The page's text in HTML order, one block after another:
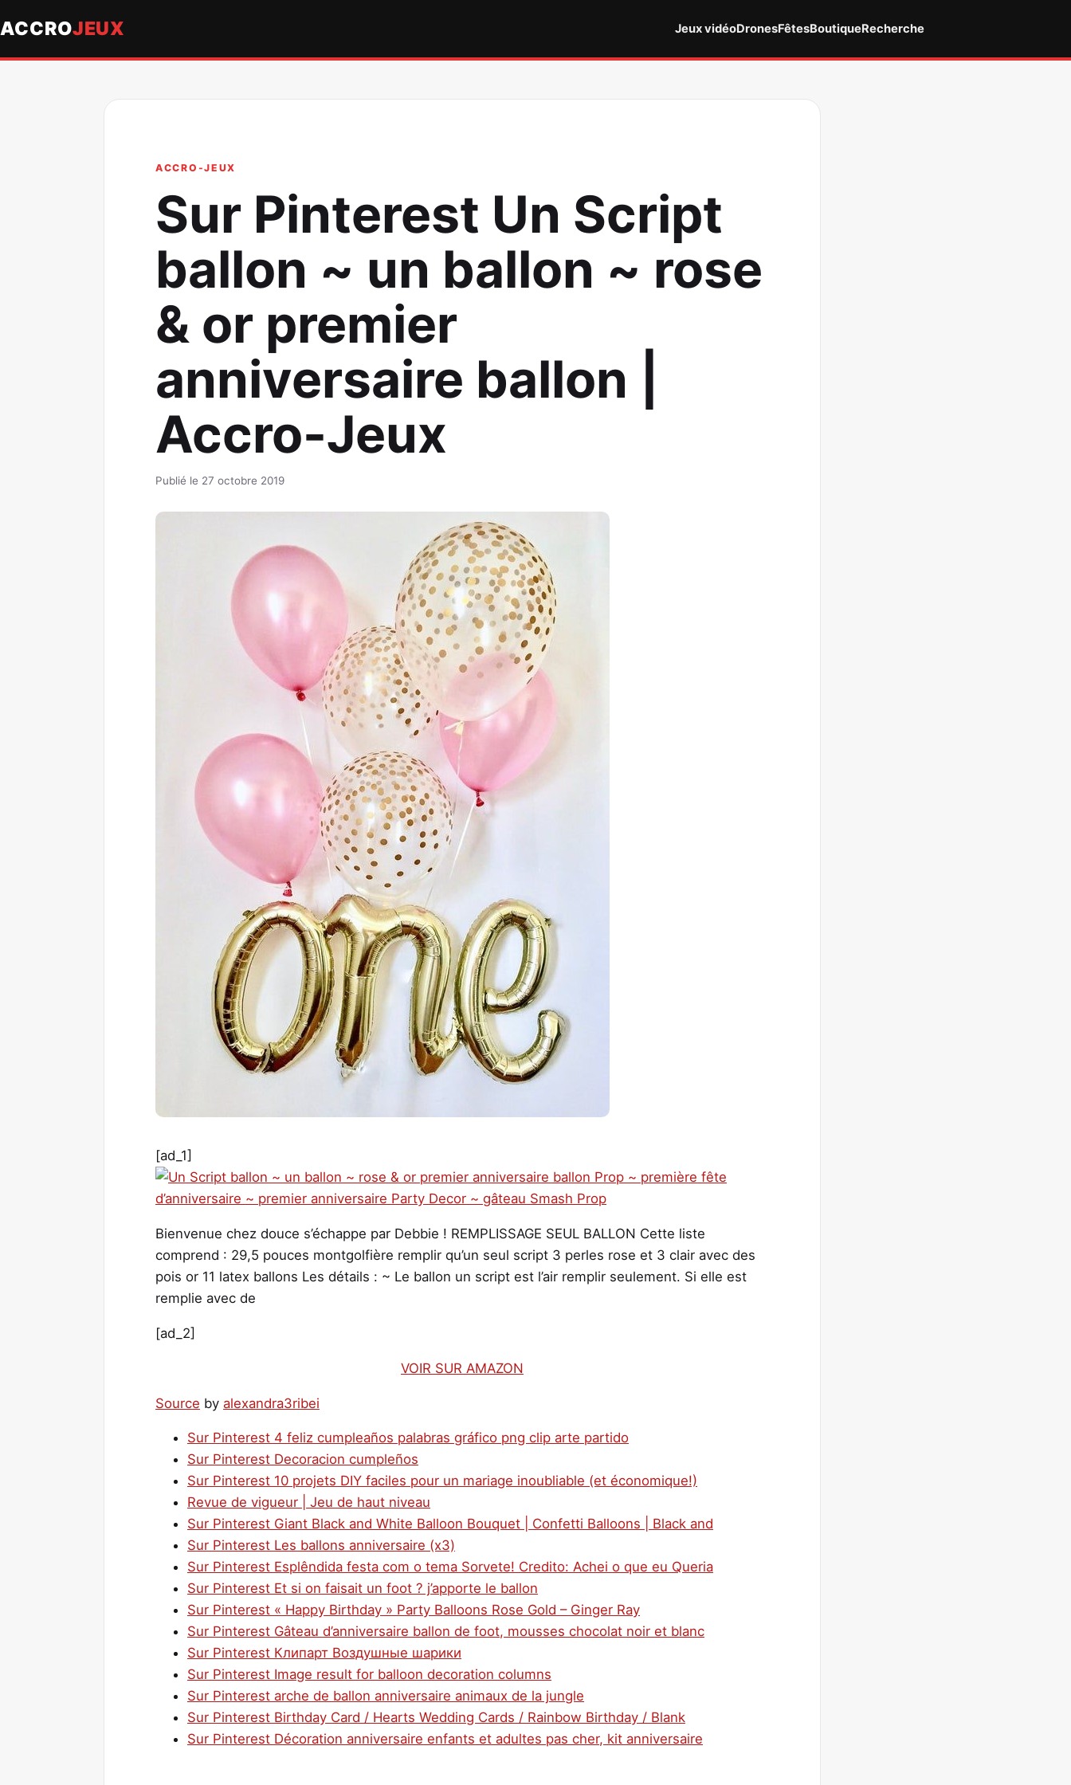
ACCROJEUX Jeux vidéoDronesFêtesBoutiqueRecherche
ACCRO-JEUX
Sur Pinterest Un Script
ballon ~ un ballon ~ rose
& or premier
anniversaire ballon |
Accro-Jeux
Publié le 27 octobre 2019
[ad_1]
Bienvenue chez douce s’échappe par Debbie ! REMPLISSAGE SEUL BALLON Cette liste
comprend : 29,5 pouces montgolfière remplir qu’un seul script 3 perles rose et 3 clair avec des
pois or 11 latex ballons Les détails : ~ Le ballon un script est l’air remplir seulement. Si elle est
remplie avec de
[ad_2]
VOIR SUR AMAZON
Source by alexandra3ribei
Sur Pinterest 4 feliz cumpleaños palabras gráfico png clip arte partido
Sur Pinterest Decoracion cumpleños
Sur Pinterest 10 projets DIY faciles pour un mariage inoubliable (et économique!)
Revue de vigueur | Jeu de haut niveau
Sur Pinterest Giant Black and White Balloon Bouquet | Confetti Balloons | Black and
Sur Pinterest Les ballons anniversaire (x3)
Sur Pinterest Esplêndida festa com o tema Sorvete! Credito: Achei o que eu Queria
Sur Pinterest Et si on faisait un foot ? j’apporte le ballon
Sur Pinterest « Happy Birthday » Party Balloons Rose Gold – Ginger Ray
Sur Pinterest Gâteau d’anniversaire ballon de foot, mousses chocolat noir et blanc
Sur Pinterest Клипарт Воздушные шарики
Sur Pinterest Image result for balloon decoration columns
Sur Pinterest arche de ballon anniversaire animaux de la jungle
Sur Pinterest Birthday Card / Hearts Wedding Cards / Rainbow Birthday / Blank
Sur Pinterest Décoration anniversaire enfants et adultes pas cher, kit anniversaire